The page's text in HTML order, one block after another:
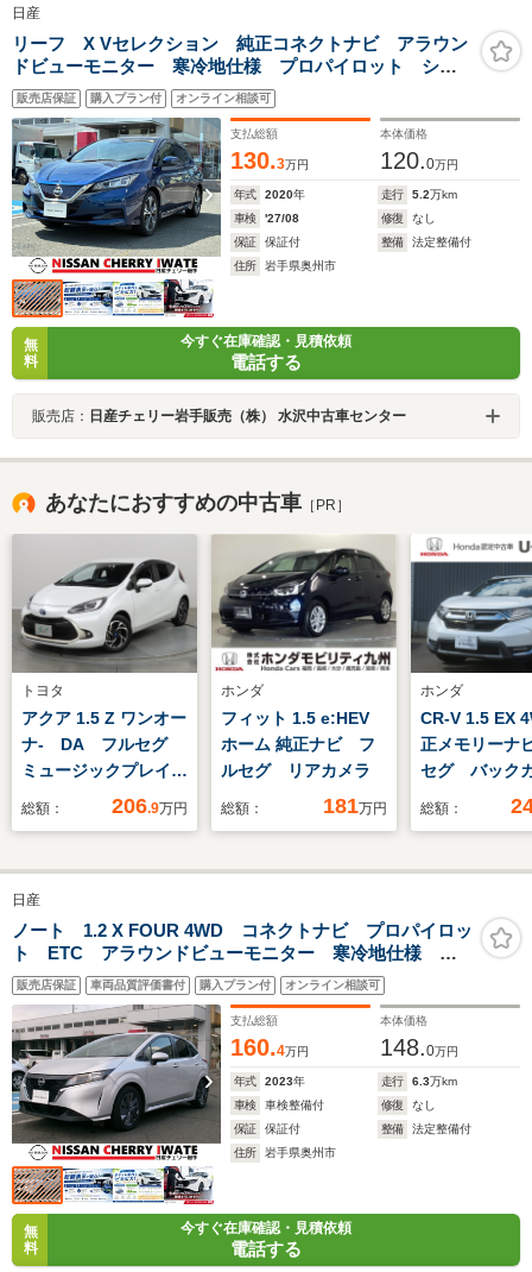
日産
リーフ X Vセレクション 純正コネクトナビ アラウン
ドビューモニター 寒冷地仕様 プロパイロット シー
トヒーター ワンオーナー車 禁煙車 Bluetooth接続
1年間走行距離無制限保証
販売店保証 購入プラン付 オンライン相談可
支払総額
130.3万円
本体価格
120.0万円
年式 2020年 走行 5.2万km
車検
'27/08 修復
なし
保証
保証付 整備
法定整備付
住所
岩手県奥州市
無
料
今すぐ在庫確認・見積依頼
電話する
販売店： 日産チェリー岩手販売（株） 水沢中古車センター
あなたにおすすめの中古車 ［PR］
トヨタ
アクア 1.5 Z ワンオー
ナ- DA フルセグ
ミュージックプレイヤ
ー接続可 全周囲カメ
タ- 衝突被害軽減シ
ステム ETC ドラレ
コ LEDヘッドラン
プ アイドリングスト
ップ
総額： 206.9万円
ホンダ
フィット 1.5 e:HEV
ホーム 純正ナビ フ
ルセグ リアカメラ
総額： 181万円
ホンダ
CR-V 1.5 EX
正メモリーナ
セグ バック
ドライブレ
Bluetooth サ
リアゲート
総額：
日産
ノート 1.2 X FOUR 4WD コネクトナビ プロパイロッ
ト ETC アラウンドビューモニター 寒冷地仕様 シ
ートヒーター ステアリングヒーター 1年間走行距離無
制限保証 クルーズコントロール
販売店保証 車両品質評価書付 購入プラン付 オンライン相談可
支払総額
160.4万円
本体価格
148.0万円
年式 2023年 走行 6.3万km
車検
車検整備付 修復
なし
保証
保証付 整備
法定整備付
住所
岩手県奥州市
無
料
今すぐ在庫確認・見積依頼
電話する